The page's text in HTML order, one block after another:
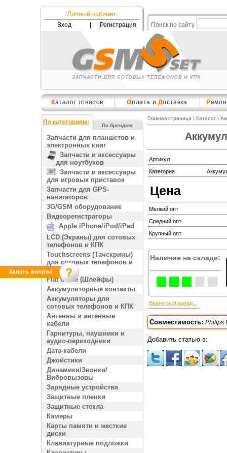
Личный кабинет
Вход Регистрация Поиск по сайту
Каталог товаров Оплата и Доставка Р
По категориям: По брендам:
Запчасти для планшетов и
электронных книг
Запчасти и аксессуары
для ноутбуков
Запчасти и аксессуары
для игровых приставок
Запчасти для GPS-
навигаторов
3G/GSM оборудование
Видеорегистраторы
Apple iPhone/iPod/iPad
LCD (Экраны) для сотовых
телефонов и КПК
Touchscreens (Тачскрины)
для сотовых телефонов и
КПК
Flat Cable (Шлейфы)
Аккумуляторные контакты
Аккумуляторы для
сотовых телефонов и КПК
Антенны и антенные
кабели
Гарнитуры, наушники и
аудио-переходники
Дата-кабели
Джойстики
Динамики/Звонки/
Вибровызовы
Зарядные устройства
Защитные пленки
Защитные стекла
Камеры
Карты памяти и жесткие
диски
Клавиатурные подложки
Главная страница \ Каталог\
Артикул
Категория
Цена
Мелкий опт
Средний опт
Крупный опт
Наличие на складе:
Вернуться назад...
Совместимость: Philips
Добавить статью в: